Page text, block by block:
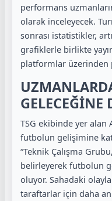
performans
olarak inceleyecek.
sonrası istatistikler,
grafiklerle birlikte
platformlar üzerinden
GELECEĞİNE
TSG ekibinde yer alan
futbolun gelişimine
“Teknik Çalışma
belirleyerek futbolun
oluyor. Sahadaki
taraftarlar için daha